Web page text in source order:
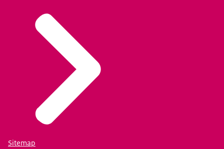
Sitemap